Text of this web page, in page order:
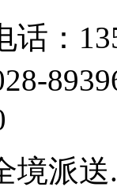
话：
境派送